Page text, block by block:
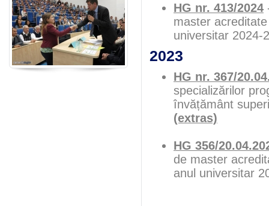
HG nr. 413/2024
master
universitar 2024-
2023
HG nr. 367/
specializărilor
învățământ
(extras)
HG 356/
de master
anul universitar